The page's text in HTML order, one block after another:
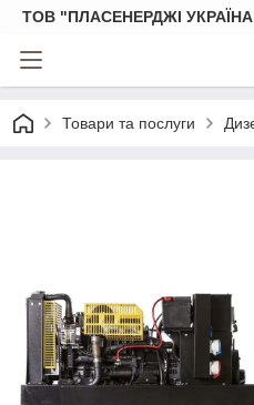
ТОВ "ПЛАСЕНЕРДЖІ
Товари та послуги